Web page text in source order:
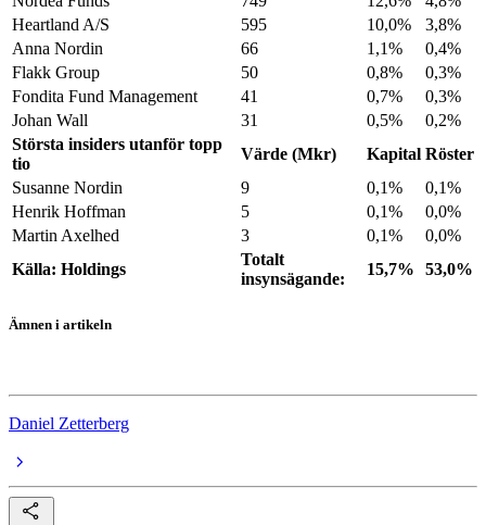
Heartland A/S
595 10,0%
3,8%
Anna Nordin
66 1,1%
0,4%
Flakk Group
50 0,8%
0,3%
Fondita Fund Management
41 0,7%
0,3%
Johan Wall
31 0,5%
0,2%
Största insiders utanför topp
tio
Värde (Mkr) Kapital Röster
Susanne Nordin
9 0,1%
0,1%
Henrik Hoffman
5 0,1%
0,0%
Martin Axelhed
3 0,1%
0,0%
Källa: Holdings
Totalt
insynsägande:
15,7% 53,0%
Ämnen i artikeln
Daniel Zetterberg